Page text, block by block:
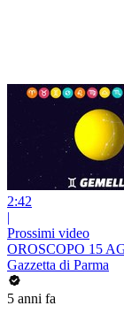
2:42
|
Prossimi video
OROSCOPO 15
Gazzetta di Parma
5 anni fa